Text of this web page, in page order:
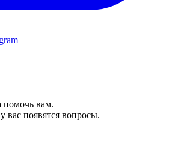
помочь вам.
вас появятся вопросы.